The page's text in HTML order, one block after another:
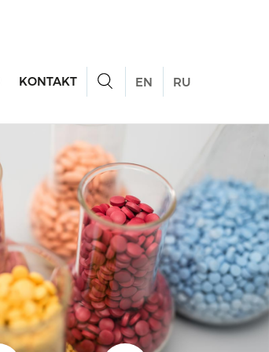
KONTAKT EN RU